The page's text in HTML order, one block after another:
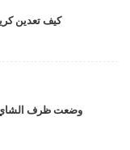
كيف تعدين
وضعت ظرف الشاي